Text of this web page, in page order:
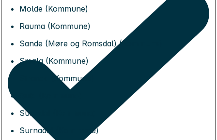
Molde (Kommune)
Rauma (Kommune)
Sande (Møre og Romsdal) (Kommune)
Smøla (Kommune)
Stranda (Kommune)
Sunndal (Kommune)
Surnadal (Kommune)